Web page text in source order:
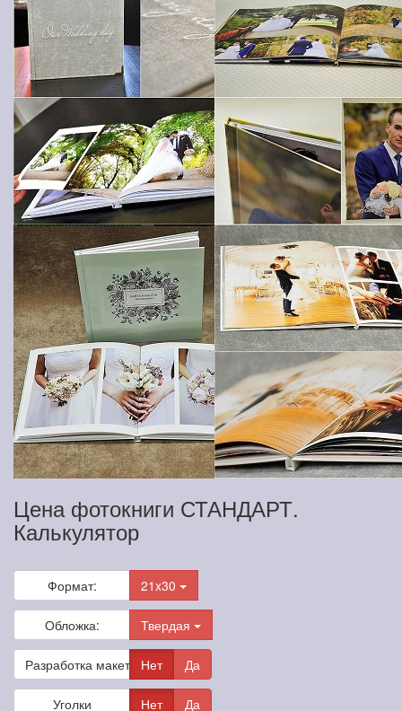
Цена фотокниги СТАНДАРТ.
Калькулятор
Формат: 21x30
Обложка: Твердая
Разработка макета Нет Да
Уголки Нет Да